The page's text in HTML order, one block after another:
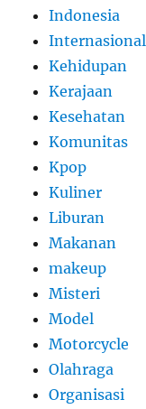
Indonesia
Internasional
Kehidupan
Kerajaan
Kesehatan
Komunitas
Kpop
Kuliner
Liburan
Makanan
makeup
Misteri
Model
Motorcycle
Olahraga
Organisasi